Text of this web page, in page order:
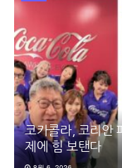
코카콜라, 코리안
제에 힘 보탠다